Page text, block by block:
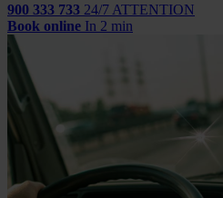
900 333 733 24/7 ATTENTION
Book online In 2 min